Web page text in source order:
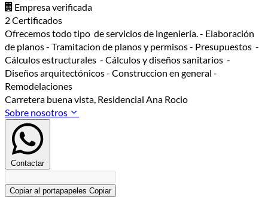
Empresa verificada
2 Certificados
Ofrecemos todo tipo de servicios de ingeniería. - Elaboración
de planos - Tramitacion de planos y permisos - Presupuestos -
Cálculos estructurales - Cálculos y diseños sanitarios -
Diseños arquitectónicos - Construccion en general -
Remodelaciones
Carretera buena vista, Residencial Ana Rocio
Sobre nosotros
Contactar
Copiar al portapapeles Copiar